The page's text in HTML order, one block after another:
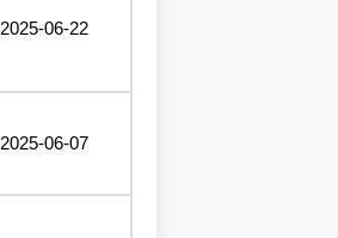
2025-06-22
2025-06-07